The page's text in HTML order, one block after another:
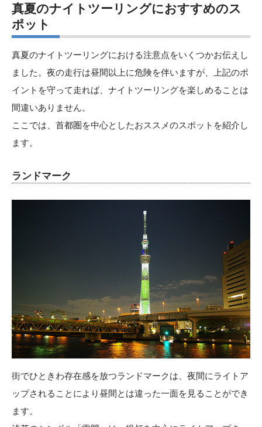
真夏のナイトツーリングにおすすめのス
ポット
真夏のナイトツーリングにおける注意点をいくつかお伝えし
ました。夜の走行は昼間以上に危険を伴いますが、上記のポ
イントを守って走れば、ナイトツーリングを楽しめることは
間違いありません。
ここでは、首都圏を中心としたおススメのスポットを紹介し
ます。
ランドマーク
街でひときわ存在感を放つランドマークは、夜間にライトア
ップされることにより昼間とは違った一面を見ることができ
ます。